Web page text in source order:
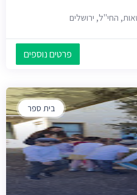
פרטים נוספים
בית ספר